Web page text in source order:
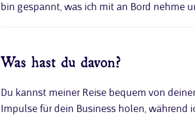
bin gespannt, was ich mit an Bord nehme
Was hast du davon?
Du kannst meiner Reise bequem von
Impulse für dein Business holen, während